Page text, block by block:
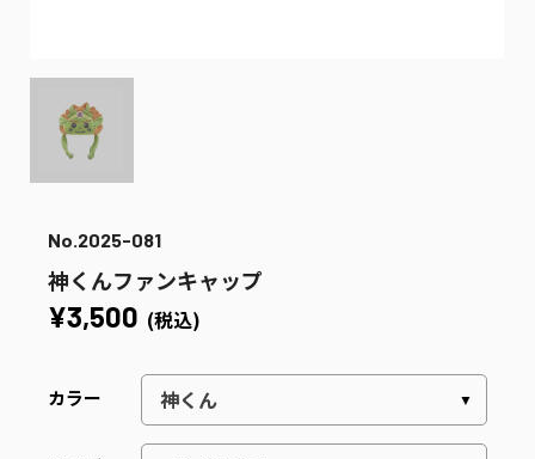
No.2025-081
神くんファンキャップ
¥3,500 (税込)
カラー